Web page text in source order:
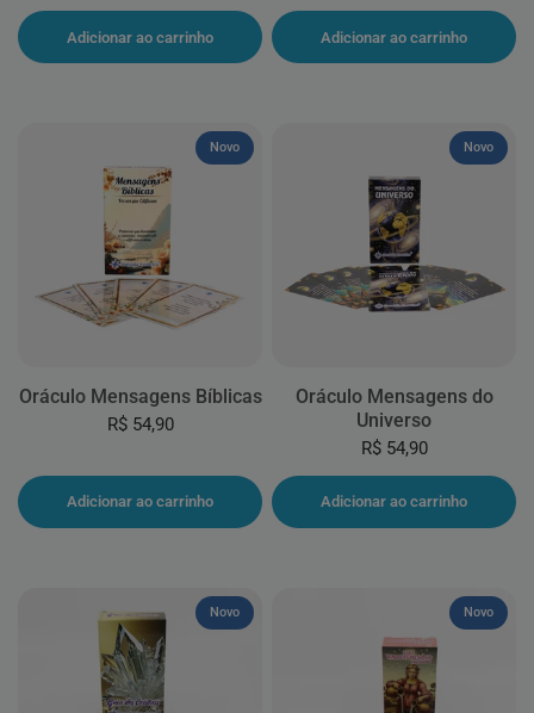
Adicionar ao carrinho Adicionar ao carrinho
Novo
Oráculo Mensagens Bíblicas
R$ 54,90
Adicionar ao carrinho
Novo
Oráculo Mensagens do
Universo
R$ 54,90
Adicionar ao carrinho
Novo Novo